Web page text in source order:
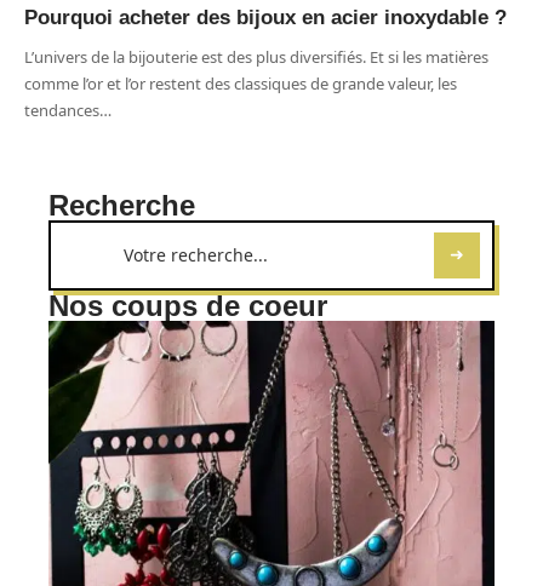
Pourquoi acheter des bijoux en acier inoxydable ?
L’univers de la bijouterie est des plus diversifiés. Et si les matières
comme l’or et l’or restent des classiques de grande valeur, les
tendances…
Recherche
Nos coups de coeur